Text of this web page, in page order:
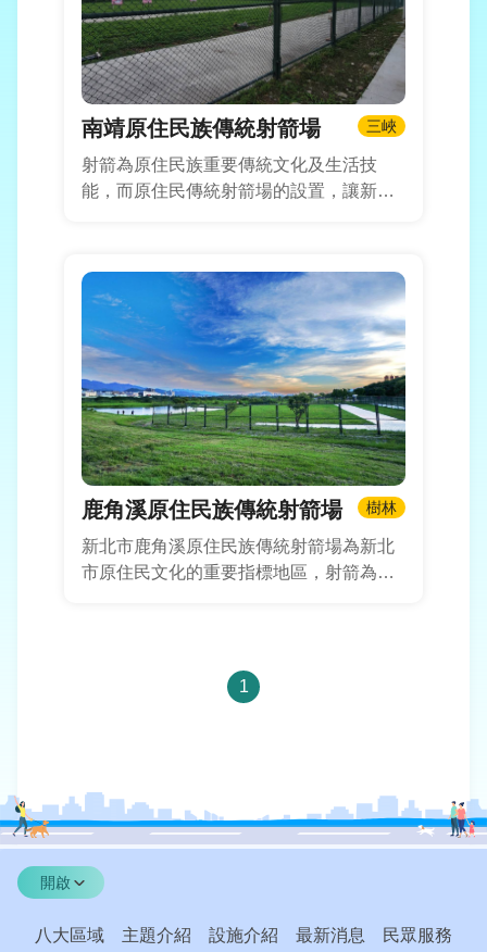
南靖原住民族傳統射箭場 三峽
射箭為原住民族重要傳統文化及生活技
能，而原住民傳統射箭場的設置，讓新北
以箭會友，造福更多原住民朋友，增進彼
此族群的文化交流，擁有可做射箭運動比
賽與休憩的好去處。
鹿角溪原住民族傳統射箭場 樹林
新北市鹿角溪原住民族傳統射箭場為新北
市原住民文化的重要指標地區，射箭為原
慧及促進民眾身心健康，大家以箭會友，
造福更多原住民朋友，增進彼此族群的文
1
開啟
八大區域 主題介紹 設施介紹 最新消息 民眾服務